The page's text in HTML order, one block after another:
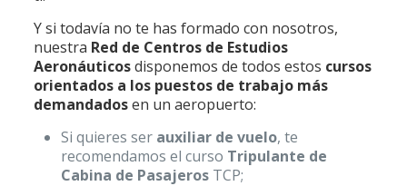
Y si todavía no te has formado con nosotros,
nuestra Red de Centros de Estudios
Aeronáuticosdisponemos de todos estos cursos
orientados a los puestos de trabajo más
demandadosen un aeropuerto:
Si quieres ser auxiliar de vuelo, te
recomendamos el curso Tripulante de
Cabina de PasajerosTCP;